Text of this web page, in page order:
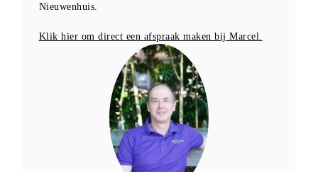
Nieuwenhuis.
Klik hier om direct een afspraak maken bij Marcel.